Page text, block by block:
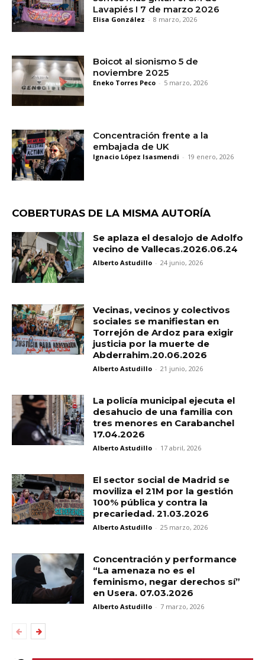
Lavapiés I 7 de marzo 2026
Elisa González - 8 marzo, 2026
Boicot al sionismo 5 de
noviembre 2025
Eneko Torres Peco - 5 marzo, 2026
Concentración frente a la
embajada de UK
Ignacio López Isasmendi - 19 enero, 2026
COBERTURAS DE LA MISMA AUTORÍA
Se aplaza el desalojo de Adolfo
vecino de Vallecas.2026.06.24
Alberto Astudillo - 24 junio, 2026
Vecinas, vecinos y colectivos
sociales se manifiestan en
Torrejón de Ardoz para exigir
justicia por la muerte de
Abderrahim.20.06.2026
Alberto Astudillo - 21 junio, 2026
La policía municipal ejecuta el
desahucio de una familia con
tres menores en Carabanchel
17.04.2026
Alberto Astudillo - 17 abril, 2026
El sector social de Madrid se
moviliza el 21M por la gestión
100% pública y contra la
precariedad. 21.03.2026
Alberto Astudillo - 25 marzo, 2026
Concentración y performance
“La amenaza no es el
feminismo, negar derechos sí”
en Usera. 07.03.2026
Alberto Astudillo - 7 marzo, 2026